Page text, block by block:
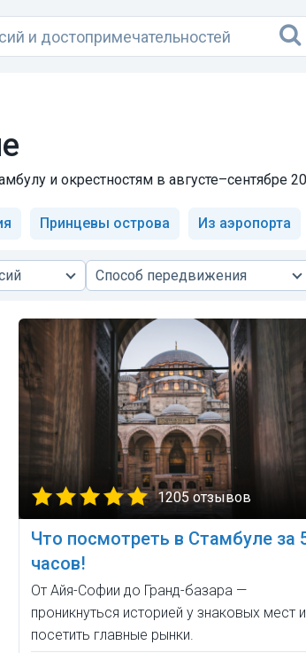
и окрестностям в августе–сентябре
Принцевы острова Из аэропорта
Способ передвижения
1205 отзывов
Что посмотреть в Стамбуле за
часов!
От Айя-Софии до Гранд-базара —
проникнуться историей у знаковых мест и
посетить главные рынки.